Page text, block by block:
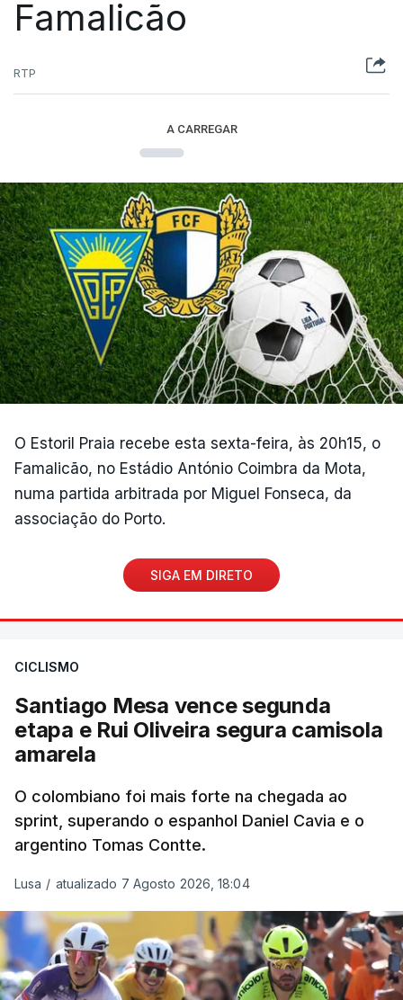
Famalicão
RTP
A CARREGAR
O Estoril Praia recebe esta sexta-feira, às 20h15, o
Famalicão, no Estádio António Coimbra da Mota,
numa partida arbitrada por Miguel Fonseca, da
associação do Porto.
SIGA EM DIRETO
CICLISMO
Santiago Mesa vence segunda
etapa e Rui Oliveira segura camisola
amarela
O colombiano foi mais forte na chegada ao
sprint, superando o espanhol Daniel Cavia e o
argentino Tomas Contte.
Lusa / atualizado 7 Agosto 2026, 18:04